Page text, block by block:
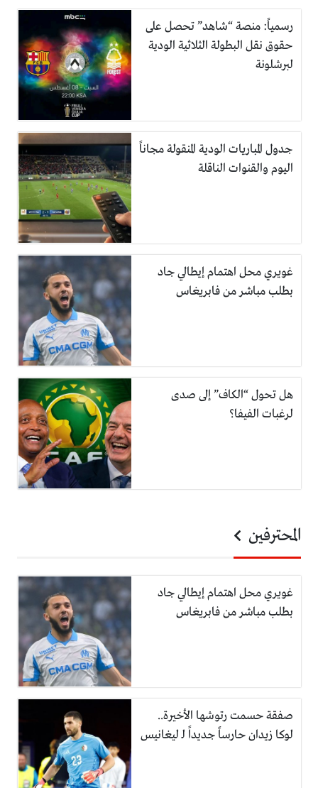
رسمياً: منصة “شاهد” تحصل على
حقوق نقل البطولة الثلاثية الودية
لبرشلونة
جدول المباريات الودية المنقولة مجاناً
اليوم والقنوات الناقلة
غويري محل اهتمام إيطالي جاد
بطلب مباشر من فابريغاس
هل تحول “الكاف” إلى صدى
لرغبات الفيفا؟
المحترفين
غويري محل اهتمام إيطالي جاد
بطلب مباشر من فابريغاس
صفقة حسمت رتوشها الأخيرة..
لوكا زيدان حارساً جديداً لـ ليغانيس